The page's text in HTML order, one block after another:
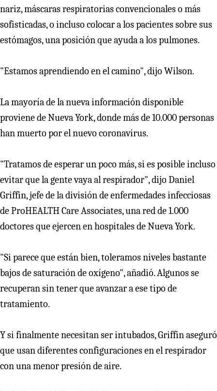
nariz, máscaras respiratorias convencionales o más
sofisticadas, o incluso colocar a los pacientes sobre sus
estómagos, una posición que ayuda a los pulmones.
"Estamos aprendiendo en el camino", dijo Wilson.
La mayoría de la nueva información disponible
proviene de Nueva York, donde más de 10.000 personas
han muerto por el nuevo coronavirus.
"Tratamos de esperar un poco más, si es posible incluso
evitar que la gente vaya al respirador", dijo Daniel
Griffin, jefe de la división de enfermedades infecciosas
de ProHEALTH Care Associates, una red de 1.000
doctores que ejercen en hospitales de Nueva York.
"Si parece que están bien, toleramos niveles bastante
bajos de saturación de oxígeno", añadió. Algunos se
recuperan sin tener que avanzar a ese tipo de
tratamiento.
Y si finalmente necesitan ser intubados, Griffin aseguró
que usan diferentes configuraciones en el respirador
con una menor presión de aire.